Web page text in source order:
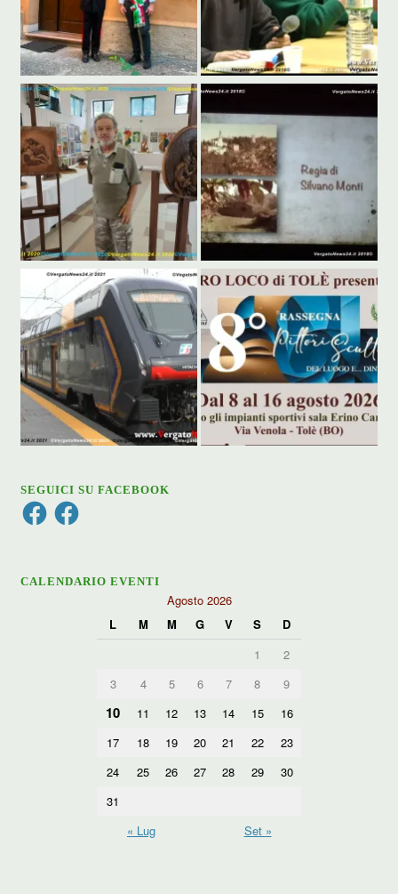
SEGUICI SU FACEBOOK
FacebookFacebook
CALENDARIO EVENTI
Agosto 2026
L
M M G V S
D
1
2
3
4 5 6 7 8 9
10 11 12 13 14 15
16
17
18 19 20 21 22
23
24
25 26 27 28 29
30
31
« Lug
Set »